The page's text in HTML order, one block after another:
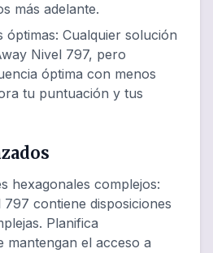
más adelante.
óptimas: Cualquier solución
Nivel 797, pero
óptima con menos
tu puntuación y tus
hexagonales complejos:
contiene disposiciones
Planifica
mantengan el acceso a